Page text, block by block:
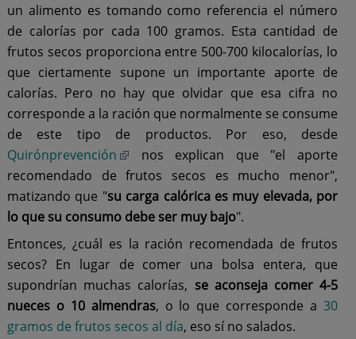
un alimento es tomando como referencia el número
de calorías por cada 100 gramos. Esta cantidad de
frutos secos proporciona entre 500-700 kilocalorías, lo
que ciertamente supone un importante aporte de
calorías. Pero no hay que olvidar que esa cifra no
corresponde a la ración que normalmente se consume
de este tipo de productos. Por eso, desde
Quirónprevención
nos explican que "el aporte
recomendado de frutos secos es mucho menor",
matizando que "su carga calórica es muy elevada, por
lo que su consumo debe ser muy bajo".
Entonces, ¿cuál es la ración recomendada de frutos
secos? En lugar de comer una bolsa entera, que
supondrían muchas calorías, se aconseja comer 4-5
nueces o 10 almendras, o lo que corresponde a30
gramos de frutos secos al día, eso sí no salados.